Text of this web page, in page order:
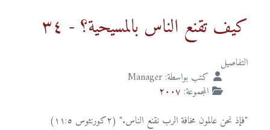
كيف تقنع الناس بالمسيحية؟ - ٣٤
التفاصيل
كتب بواسطة: Manager
المجموعة: ٢٠٠٧
"فإذ نحن عالمون مخافة الرب نقنع الناس." (٢كورنثوس ١١:٥)